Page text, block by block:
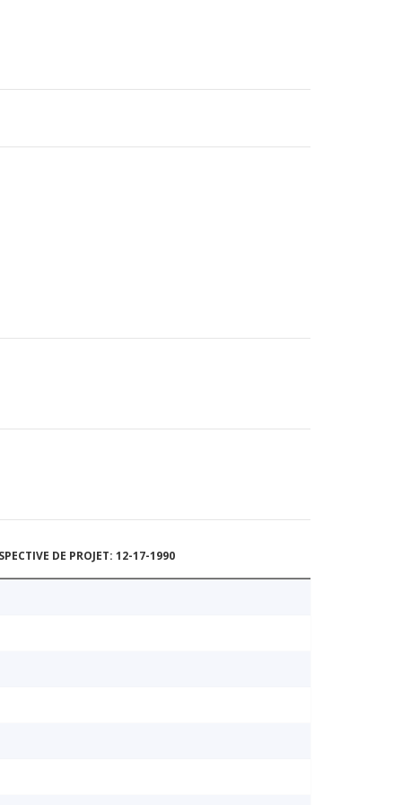
DE PROJET: 12-17-1990